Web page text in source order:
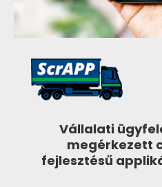
Vállalati
megérkezett
fejlesztésű